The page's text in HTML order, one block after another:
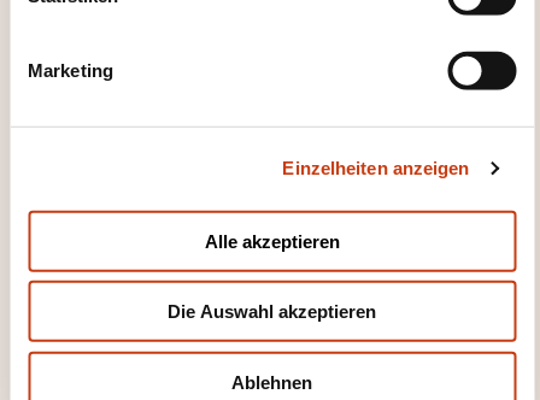
Marketing
Einzelheiten anzeigen
Alle akzeptieren
Die Auswahl akzeptieren
Ablehnen
AUF ANFRAGE
Transportwesen - Beförderungs-
Anschlagmittel - Anschlagen